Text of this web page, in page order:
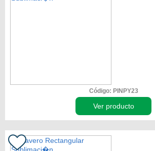
Código: PINPY23
Ver producto